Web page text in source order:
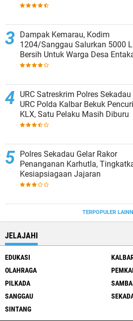
Dampak Kemarau, Kodim
1204/Sanggau Salurkan 5000
Bersih Untuk Warga Desa
URC Satreskrim Polres
URC Polda Kalbar Bekuk
KLX, Satu Pelaku Masih Diburu
Polres Sekadau Gelar Rakor
Penanganan Karhutla,
Kesiapsiagaan Jajaran
TERPOPULER
JELAJAHI
EDUKASI
OLAHRAGA
PILKADA
SANGGAU
SINTANG